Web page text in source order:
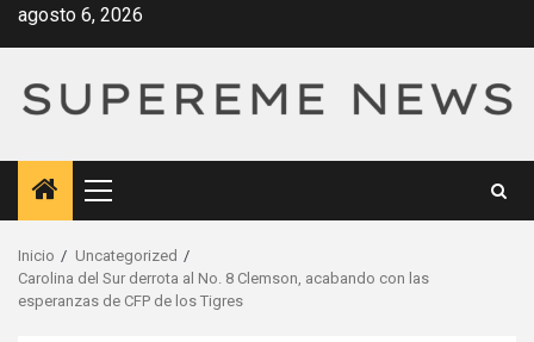
Saltar
agosto 6, 2026
Menú
principal
Inicio
Uncategorized
Carolina del Sur derrota al No. 8 Clemson, acabando con las
esperanzas de CFP de los Tigres